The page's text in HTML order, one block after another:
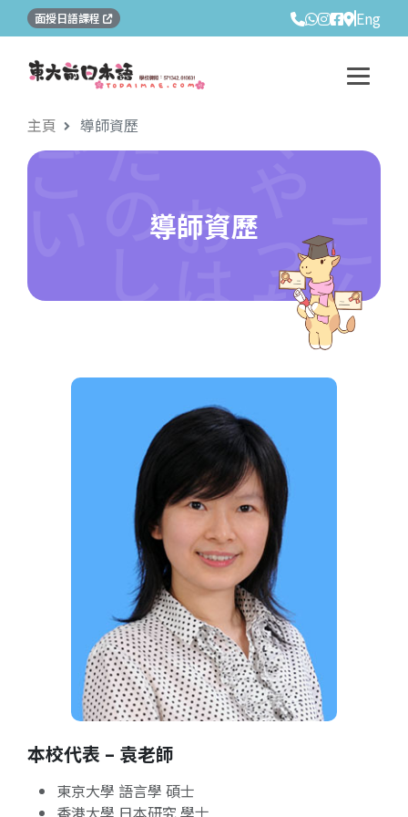
面授日語課程 Eng
主頁 導師資歷
導師資歷
本校代表 – 袁老師
東京大學 語言學 碩士
香港大學 日本研究 學士